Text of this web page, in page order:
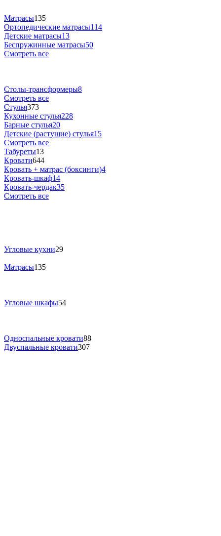
Матрасы135
Ортопедические матрасы114
Детские матрасы13
Беспружинные матрасы50
Смотреть все
Столы-трансформеры8
Смотреть все
Стулья373
Кухонные стулья228
Барные стулья20
Детские (растущие) стулья15
Смотреть все
Табуреты13
Кровати644
Кровать + матрас (боксинги)4
Кровать-шкаф14
Кровать-чердак35
Смотреть все
Угловые кухни29
Матрасы135
Угловые шкафы54
Односпальные кровати88
Двуспальные кровати307